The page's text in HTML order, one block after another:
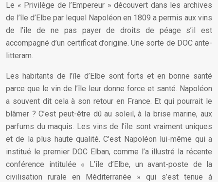
Le « Privilège de l’Empereur » découvert dans les archives
de l’île d’Elbe par lequel Napoléon en 1809 a permis aux vins
de l’île de ne pas payer de droits de péage s’il est
accompagné d’un certificat d’origine. Une sorte de DOC ante-
litteram.
Les habitants de l’île d’Elbe sont forts et en bonne santé
parce que le vin de l’île leur donne force et santé. Napoléon
a souvent dit cela à son retour en France. Et qui pourrait le
blâmer ? C’est peut-être dû au soleil, à la brise marine, aux
parfums du maquis. Les vins de l’île sont vraiment uniques
et de la plus haute qualité. C’est Napoléon lui-même qui a
institué le premier DOC Elban, comme l’a illustré la récente
conférence intitulée « L’île d’Elbe, un avant-poste de la
civilisation rurale en Méditerranée » qui s’est tenue à